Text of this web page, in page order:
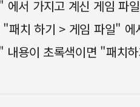
서 가지고 계신 게임 파
패치 하기 > 게임 파일"
용이 초록색이면 "패치